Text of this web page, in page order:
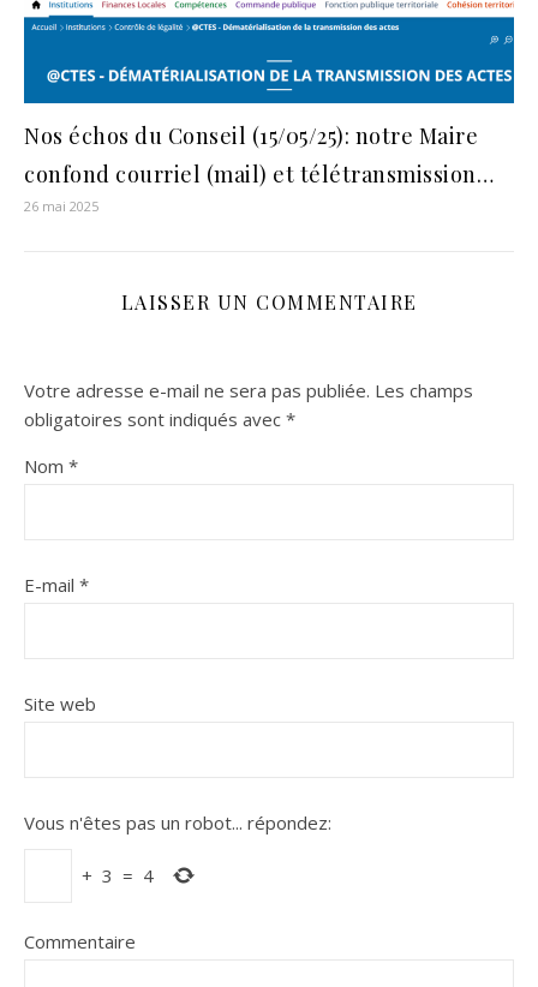
Nos échos du Conseil (15/05/25): notre Maire
confond courriel (mail) et télétransmission…
26 mai 2025
LAISSER UN COMMENTAIRE
Votre adresse e-mail ne sera pas publiée. Les champs
obligatoires sont indiqués avec *
Nom *
E-mail *
Site web
Vous n'êtes pas un robot... répondez:
+ 3 = 4
Commentaire